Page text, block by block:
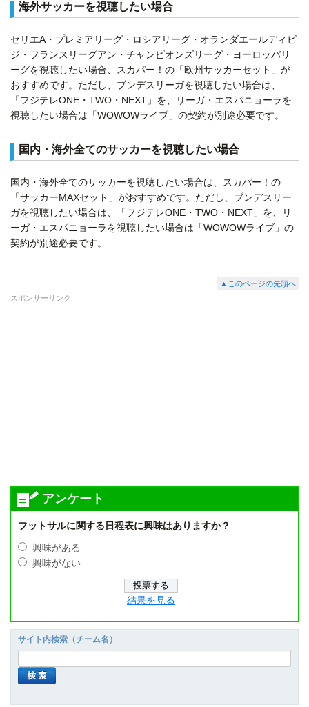
海外サッカーを視聴したい場合
セリエA・プレミアリーグ・ロシアリーグ・オランダエールディビ
ジ・フランスリーグアン・チャンピオンズリーグ・ヨーロッパリ
ーグを視聴したい場合、スカパー！の「欧州サッカーセット」が
おすすめです。ただし、ブンデスリーガを視聴したい場合は、
「フジテレONE・TWO・NEXT」を、リーガ・エスパニョーラを
視聴したい場合は「WOWOWライブ」の契約が別途必要です。
国内・海外全てのサッカーを視聴したい場合
国内・海外全てのサッカーを視聴したい場合は、スカパー！の
「サッカーMAXセット」がおすすめです。ただし、ブンデスリー
ガを視聴したい場合は、「フジテレONE・TWO・NEXT」を、リ
ーガ・エスパニョーラを視聴したい場合は「WOWOWライブ」の
契約が別途必要です。
▲このページの先頭へ
スポンサーリンク
アンケート
フットサルに関する日程表に興味はありますか？
興味がある
興味がない
結果を見る
サイト内検索（チーム名）